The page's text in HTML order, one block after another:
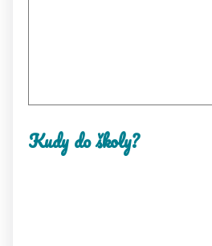
Kudy do školy?